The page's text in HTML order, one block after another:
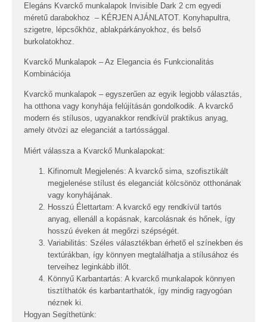
Elegáns Kvarckő munkalapok Invisible Dark 2 cm egyedi
méretű darabokhoz – KÉRJEN AJÁNLATOT. Konyhapultra,
szigetre, lépcsőkhöz, ablakpárkányokhoz, és belső
burkolatokhoz.
Kvarckő Munkalapok – Az Elegancia és Funkcionalitás
Kombinációja
Kvarckő munkalapok – egyszerűen az egyik legjobb választás,
ha otthona vagy konyhája felújításán gondolkodik. A kvarckő
modern és stílusos, ugyanakkor rendkívül praktikus anyag,
amely ötvözi az eleganciát a tartóssággal.
Miért válassza a Kvarckő Munkalapokat:
Kifinomult Megjelenés: A kvarckő sima, szofisztikált
megjelenése stílust és eleganciát kölcsönöz otthonának
vagy konyhájának.
Hosszú Élettartam: A kvarckő egy rendkívül tartós
anyag, ellenáll a kopásnak, karcolásnak és hőnek, így
hosszú éveken át megőrzi szépségét.
Variabilitás: Széles választékban érhető el színekben és
textúrákban, így könnyen megtalálhatja a stílusához és
terveihez leginkább illőt.
Könnyű Karbantartás: A kvarckő munkalapok könnyen
tisztíthatók és karbantarthatók, így mindig ragyogóan
néznek ki.
Hogyan Segíthetünk: